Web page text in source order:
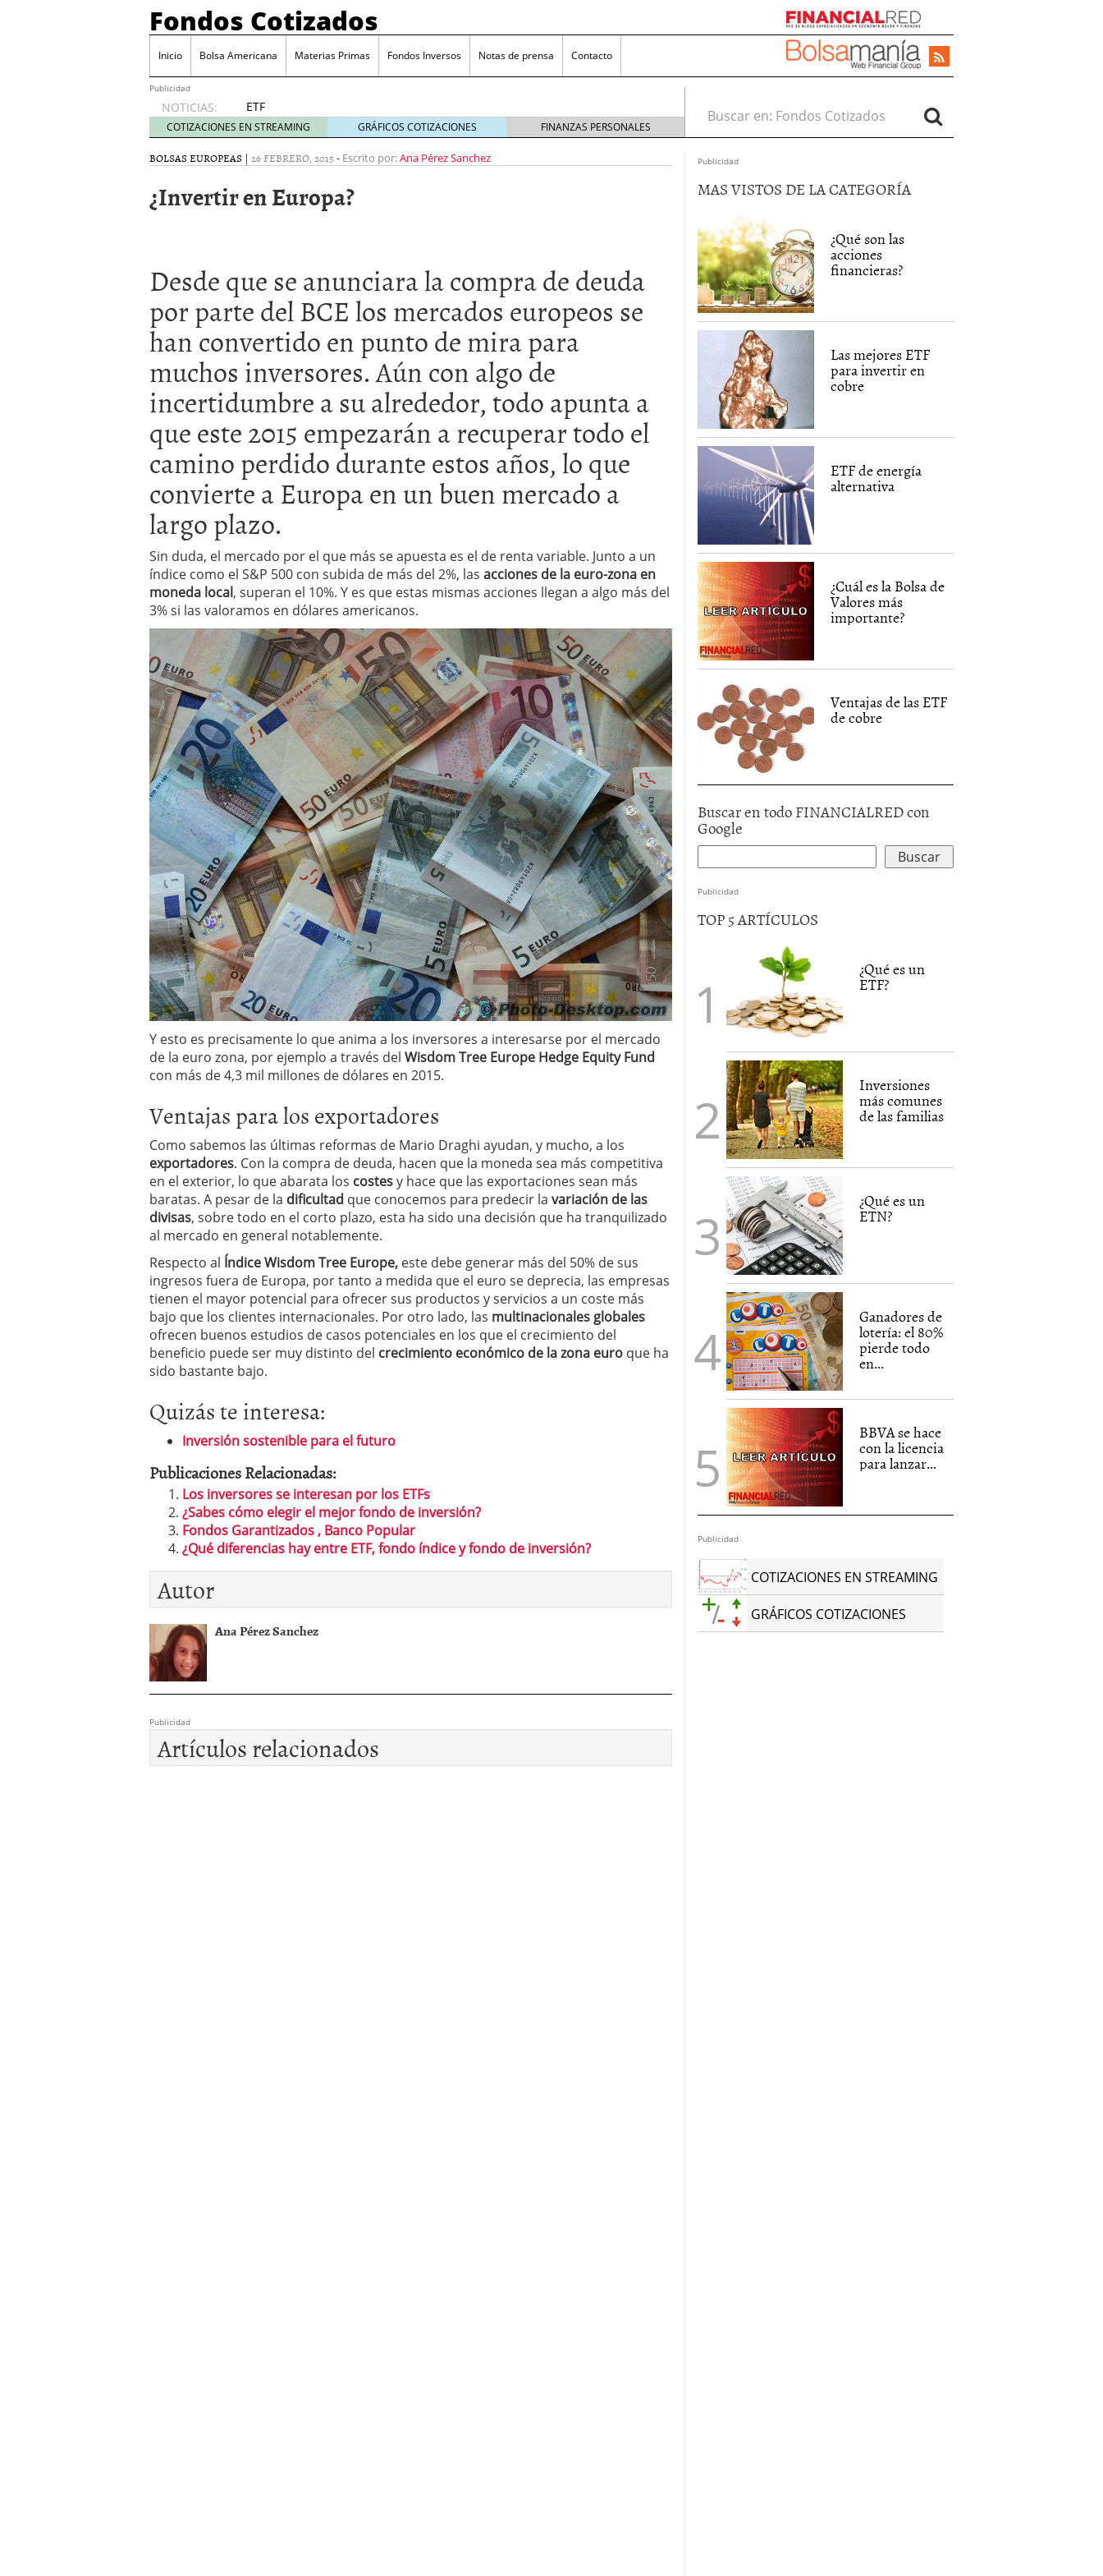
Fondos Cotizados
Inicio Bolsa Americana Materias Primas Fondos Inversos Notas de prensa Contacto
Publicidad
NOTICIAS:
ETF
activos:
el
producto
crece en
Europa y
inversor
español
febrero
28, 2026
ETF activos: el producto que más crece en Europa y que empieza a llegar al
inversor español febrero 23, 2026
ETF de defensa, industriales y renta variable europea: las apuestas que
marcaron 2025 y siguen vivas en 2026
ETF o fondo indexado en España: la eterna pregunta tiene respuesta
(depende de ti) febrero 16, 2026
Enero de 2026 rompe todos los registros: 55.900 millones en un solo mes
febrero 8, 2026
COTIZACIONES EN STREAMING GRÁFICOS COTIZACIONES FINANZAS PERSONALES
Buscar en:
BOLSAS EUROPEAS | 26 FEBRERO, 2015 - Escrito por:Ana Pérez Sanchez
¿Invertir en Europa?
Desde que se anunciara la compra de deuda
por parte del BCE los mercados europeos se
han convertido en punto de mira para
muchos inversores. Aún con algo de
incertidumbre a su alrededor, todo apunta a
que este 2015 empezarán a recuperar todo el
camino perdido durante estos años, lo que
convierte a Europa en un buen mercado a
largo plazo.
Sin duda, el mercado por el que más se apuesta es el de renta variable. Junto a un
índice como el S&P 500 con subida de más del 2%, las acciones de la euro-zona en
moneda local, superan el 10%. Y es que estas mismas acciones llegan a algo más del
3% si las valoramos en dólares americanos.
Y esto es precisamente lo que anima a los inversores a interesarse por el mercado
de la euro zona, por ejemplo a través del Wisdom Tree Europe Hedge Equity Fund
con más de 4,3 mil millones de dólares en 2015.
Ventajas para los exportadores
Como sabemos las últimas reformas de Mario Draghi ayudan, y mucho, a los
exportadores. Con la compra de deuda, hacen que la moneda sea más competitiva
en el exterior, lo que abarata los costesy hace que las exportaciones sean más
baratas. A pesar de la dificultad que conocemos para predecir la variación de las
divisas, sobre todo en el corto plazo, esta ha sido una decisión que ha tranquilizado
al mercado en general notablemente.
Respecto al Índice Wisdom Tree Europe, este debe generar más del 50% de sus
ingresos fuera de Europa, por tanto a medida que el euro se deprecia, las empresas
tienen el mayor potencial para ofrecer sus productos y servicios a un coste más
bajo que los clientes internacionales. Por otro lado, las multinacionales globales
ofrecen buenos estudios de casos potenciales en los que el crecimiento del
beneficio puede ser muy distinto del crecimiento económico de la zona euro que ha
sido bastante bajo.
Quizás te interesa:
Inversión sostenible para el futuro
Publicaciones Relacionadas:
Los inversores se interesan por los ETFs
¿Sabes cómo elegir el mejor fondo de inversión?
Fondos Garantizados , Banco Popular
¿Qué diferencias hay entre ETF, fondo índice y fondo de inversión?
Autor
Ana Pérez Sanchez
Publicidad
Artículos relacionados
Publicidad
MAS VISTOS DE LA CATEGORÍA
¿Qué son las
acciones
financieras?
Las mejores ETF
para invertir en
cobre
ETF de energía
alternativa
¿Cuál es la Bolsa de
Valores más
importante?
Ventajas de las ETF
de cobre
Buscar en todo FINANCIALRED con
Google
Publicidad
TOP 5 ARTÍCULOS
¿Qué es un
ETF?
Inversiones
más comunes
de las familias
¿Qué es un
ETN?
Ganadores de
lotería: el 80%
pierde todo
en...
BBVA se hace
con la licencia
para lanzar...
Publicidad
COTIZACIONES EN STREAMING
GRÁFICOS COTIZACIONES